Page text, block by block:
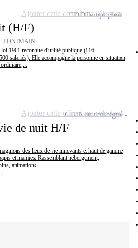
(H/F)
PONTMAIN
1901 reconnue d'utilité publique (116
salariés). Elle accompagne la personne en situation
CDDTemps plein
Ajouter cette offre à ma sélection
de nuit H/F
des lieux de vie innovants et haut de gamme
et mamies. Rassemblant hébergement,
animations...
CDINon renseigné
Ajouter cette offre à ma sélection